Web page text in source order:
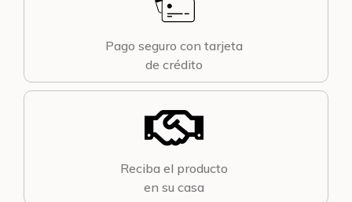
Pago seguro con tarjeta
de crédito
Reciba el producto
en su casa